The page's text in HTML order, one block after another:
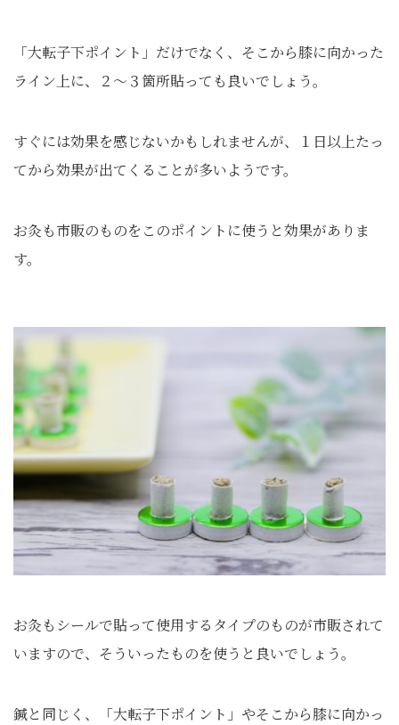
「大転子下ポイント」だけでなく、そこから膝に向かった
ライン上に、２～３箇所貼っても良いでしょう。
すぐには効果を感じないかもしれませんが、１日以上たっ
てから効果が出てくることが多いようです。
お灸も市販のものをこのポイントに使うと効果がありま
す。
お灸もシールで貼って使用するタイプのものが市販されて
いますので、そういったものを使うと良いでしょう。
鍼と同じく、「大転子下ポイント」やそこから膝に向かっ